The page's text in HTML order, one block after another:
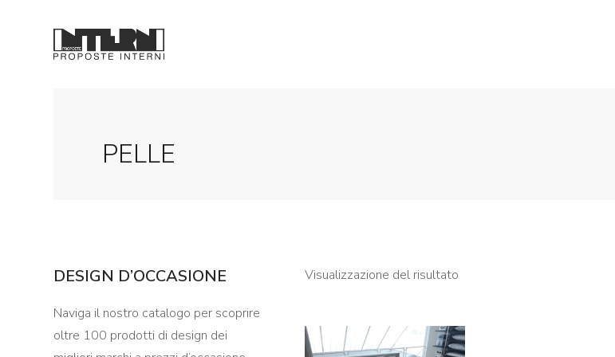
PELLE
DESIGN D’OCCASIONE
Naviga il nostro catalogo per scoprire
oltre 100 prodotti di design dei
Visualizzazione del risultato